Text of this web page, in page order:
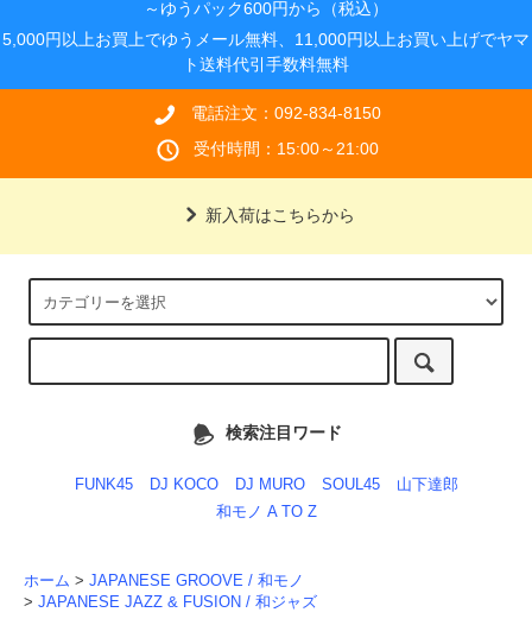
～ゆうパック600円から（税込）
5,000円以上お買上でゆうメール無料、11,000円以上お買い上げでヤマ
ト送料代引手数料無料
電話注文：092-834-8150
受付時間：15:00～21:00
新入荷はこちらから
検索注目ワード
FUNK45 DJ KOCO DJ MURO SOUL45
山下達郎
和モノ A TO Z
ホーム > JAPANESE GROOVE / 和モノ
> JAPANESE JAZZ & FUSION / 和ジャズ